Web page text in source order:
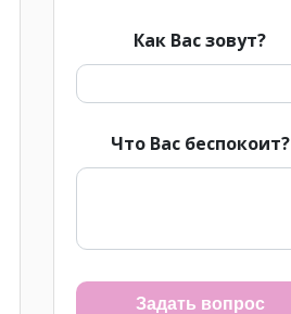
Как Вас зовут?
Что Вас беспокоит?
Задать вопрос